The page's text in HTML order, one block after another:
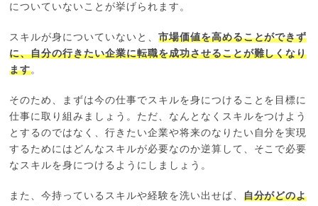
についていないことが挙げられます。
スキルが身についていないと、 市場価値を高めることができず
に、自分の行きたい企業に転職を成功させることが難しくなり
ます。
そのため、まずは今の仕事でスキルを身につけることを目標に
仕事に取り組みましょう。ただ、なんとなくスキルをつけよう
とするのではなく、行きたい企業や将来のなりたい自分を実現
するためにはどんなスキルが必要なのか逆算して、そこで必要
なスキルを身につけるようにしましょう。
また、今持っているスキルや経験を洗い出せば、 自分がどのよ